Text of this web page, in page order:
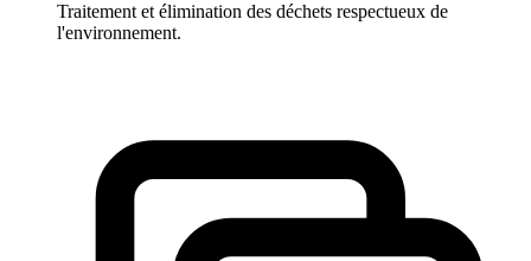
Traitement et élimination des déchets respectueux de
l'environnement.